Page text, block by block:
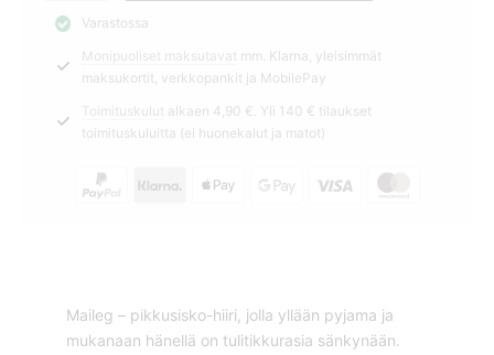
pikkusisko
Maileg
määrä
Varastossa
Monipuoliset maksutavat
mm. Klarna, yleisimmät
maksukortit, verkkopankit ja MobilePay
Toimituskulut alkaen 4,90 €. Yli 140 € tilaukset
toimituskuluitta (ei huonekalut ja matot)
Maileg – pikkusisko-hiiri, jolla yllään pyjama ja
mukanaan hänellä on tulitikkurasia sänkynään.